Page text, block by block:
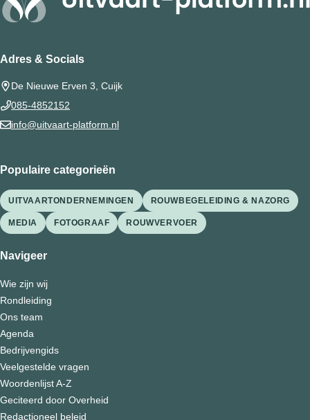
Adres & Socials
De Nieuwe Erven 3, Cuijk
085-4852152
info@uitvaart-platform.nl
Populaire categorieën
UITVAARTONDERNEMINGEN ROUWBEGELEIDING & NAZORG
MEDIA FOTOGRAAF ROUWVERVOER
Navigeer
Wie zijn wij
Rondleiding
Ons team
Agenda
Bedrijvengids
Veelgestelde vragen
Woordenlijst A-Z
Geciteerd door Overheid
Redactioneel beleid